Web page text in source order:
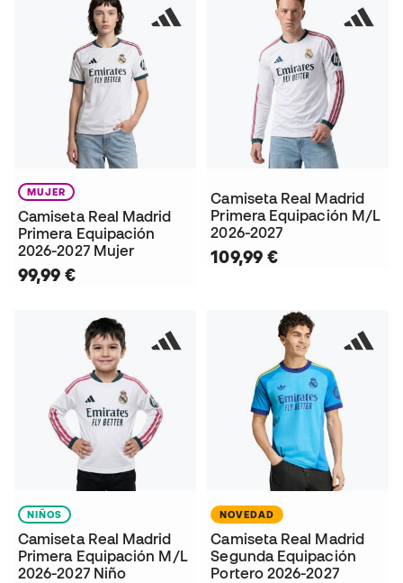
MUJER
Camiseta Real Madrid
Primera Equipación
2026-2027 Mujer
99,99 €
Camiseta Real Madrid
Primera Equipación M/L
2026-2027
109,99 €
NIÑOS
Camiseta Real Madrid
Primera Equipación M/L
2026-2027 Niño
NOVEDAD
Camiseta Real Madrid
Segunda Equipación
Portero 2026-2027